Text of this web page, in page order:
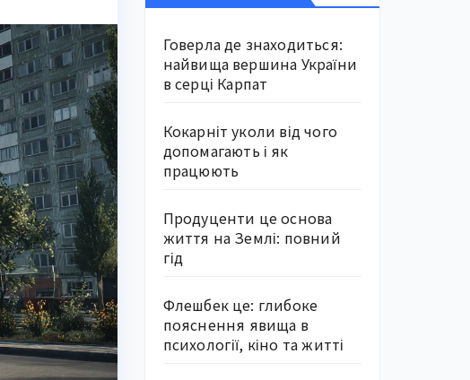
Говерла де знаходиться:
найвища вершина України
в серці Карпат
Кокарніт уколи від чого
допомагають і як
працюють
Продуценти це основа
життя на Землі: повний
гід
Флешбек це: глибоке
пояснення явища в
психології, кіно та житті